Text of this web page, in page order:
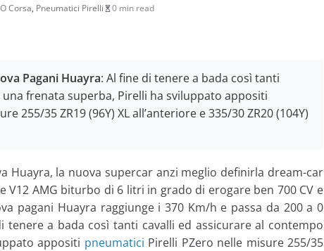
Corsa, Pneumatici Pirelli 0 min read
Pagani Huayra: Al fine di tenere a bada così tanti
frenata superba, Pirelli ha sviluppato appositi
255/35 ZR19 (96Y) XL all’anteriore e 335/30 ZR20 (104Y)
Huayra, la nuova supercar anzi meglio definirla dream-car
V12 AMG biturbo di 6 litri in grado di erogare ben 700 CV e
pagani Huayra raggiunge i 370 Km/h e passa da 200 a 0
tenere a bada così tanti cavalli ed assicurare al contempo
appositi pneumatici Pirelli PZero nelle misure 255/35